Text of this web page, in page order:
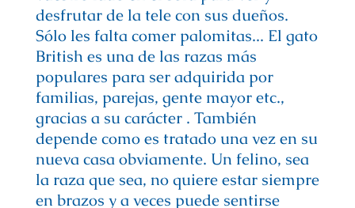
desfrutar de la tele con sus dueños.
Sólo les falta comer palomitas... El gato
British es una de las razas más
populares para ser adquirida por
familias, parejas, gente mayor etc.,
gracias a su carácter . También
depende como es tratado una vez en su
nueva casa obviamente. Un felino, sea
la raza que sea, no quiere estar siempre
en brazos y a veces puede sentirse